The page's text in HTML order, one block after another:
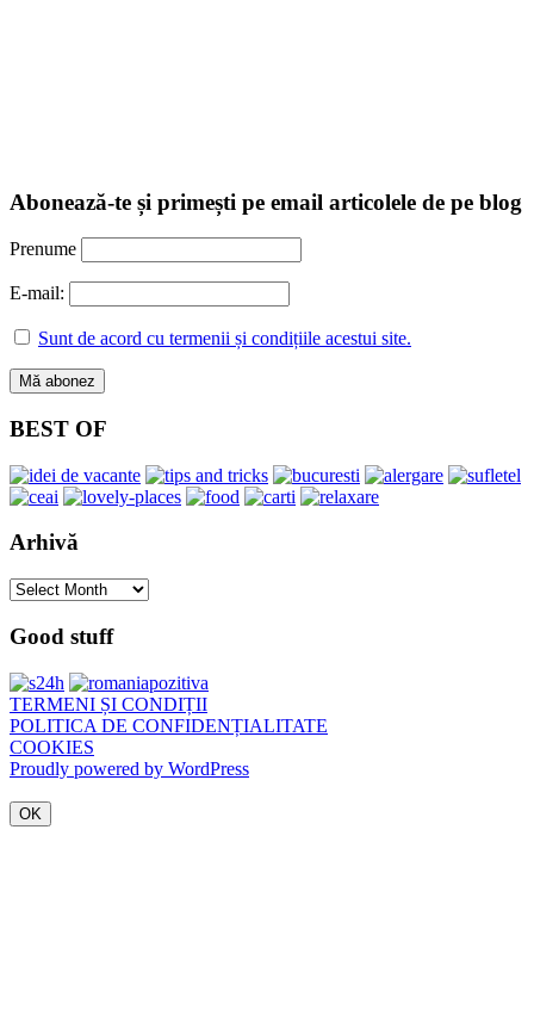
Abonează-te și primești pe email articolele de pe blog
Prenume
E-mail:
Sunt de acord cu termenii și condițiile acestui site.
BEST OF
Arhivă
Arhivă
Good stuff
TERMENI ȘI CONDIȚII
POLITICA DE CONFIDENȚIALITATE
COOKIES
Proudly powered by WordPress
OK